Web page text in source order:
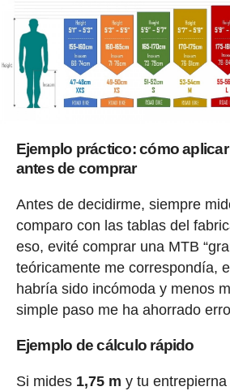
Ejemplo práctico: cómo
antes de comprar
Antes de decidirme, siempre
comparo con las tablas del
eso, evité comprar una MTB
teóricamente me correspondía,
habría sido incómoda y menos
simple paso me ha ahorrado
Ejemplo de cálculo rápido
Si mides 1,75 m y tu